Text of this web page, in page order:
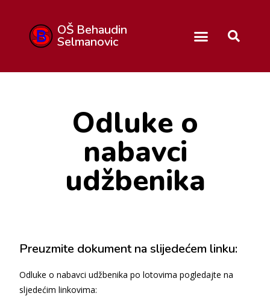
OŠ Behaudin
Selmanovic
Odluke o
nabavci
udžbenika
Preuzmite dokument na slijedećem linku:
Odluke o nabavci udžbenika po lotovima pogledajte na
sljedećim linkovima: